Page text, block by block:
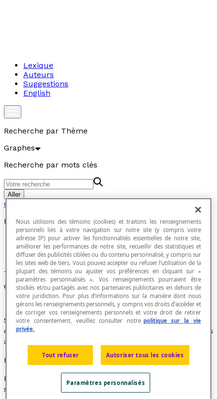
Lexique
Auteurs
Suggestions
English
Recherche par Thème
Graphes
Recherche par mots clés
Aller
Graphes
Degré d'un sommet d'un graphe
Taille duvoisinagede ce sommet, ou nombre
d’arêtesincidentesà ce sommet.
Si un sommet comporte uneboucle, cette boucle
compte double car ses deux extrémités sont incidentes
au sommet.
Exemples
Le degré du sommet F de ce graphe est 3.
sommet A de ce graphe est 4.
Nous utilisons des témoins (cookies) et traitons les renseignements
personnels liés à votre navigation sur notre site (y compris votre
adresse IP) pour activer les fonctionnalités essentielles de notre site,
améliorer les performances de notre site, recueillir des statistiques et
diffuser des publicités ciblées ou du contenu personnalisé, y compris sur
les sites web de tiers. Vous pouvez accepter ou refuser l’utilisation de la
plupart des témoins ou ajuster vos préférences en cliquant sur «
paramètres personnalisés ». Vos renseignements pourraient être
stockés et/ou partagés avec nos partenaires publicitaires en dehors de
votre juridiction. Pour plus d’informations sur la manière dont nous
gérons les renseignements personnels, y compris vos droits d’accéder et
de corriger vos renseignements personnels et votre droit de retirer
votre consentement, veuillez consulter notre politique sur la vie
privée.
Tout refuser Autoriser tous les cookies
Paramètres personnalisés